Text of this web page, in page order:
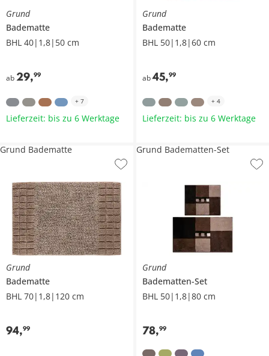
Grund
Badematte
BHL 40|1,8|50 cm
ab 29,99
+ 7
Lieferzeit: bis zu 6 Werktage
Grund
Badematte
BHL 50|1,8|60 cm
ab45,99
+ 4
Lieferzeit: bis zu 6 Werktage
Grund
Badematte
BHL 70|1,8|120 cm
94,99
Grund Badematte
Grund
Badematten-Set
BHL 50|1,8|80 cm
78,99
Grund Badematten-Set